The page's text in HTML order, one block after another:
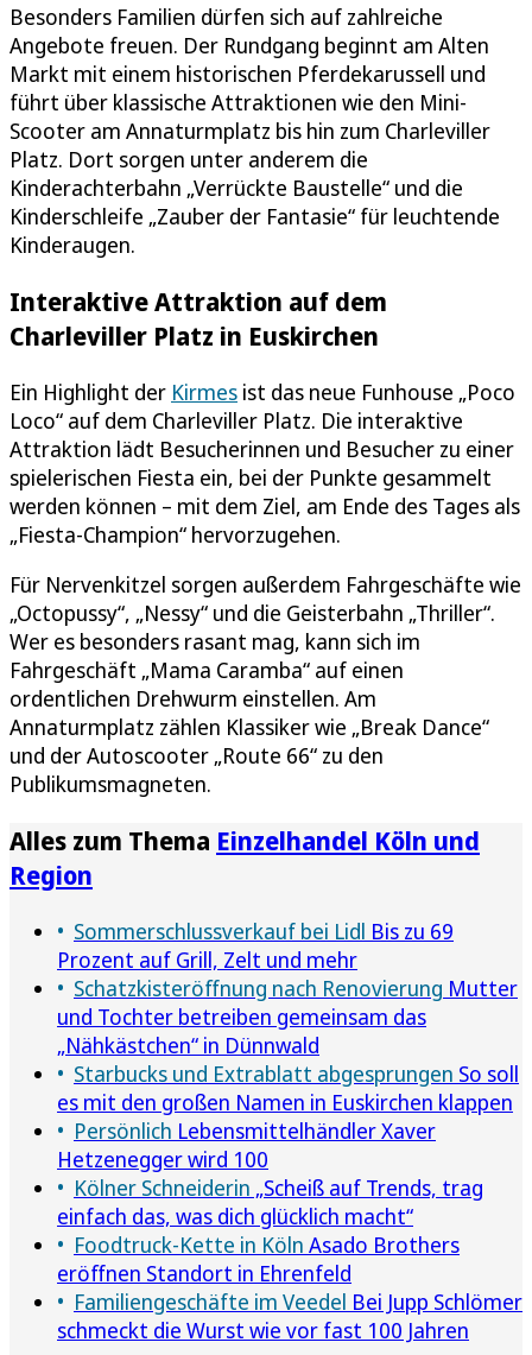
Besonders Familien dürfen sich auf zahlreiche
Angebote freuen. Der Rundgang beginnt am Alten
Markt mit einem historischen Pferdekarussell und
führt über klassische Attraktionen wie den Mini-
Scooter am Annaturmplatz bis hin zum Charleviller
Platz. Dort sorgen unter anderem die
Kinderachterbahn „Verrückte Baustelle“ und die
Kinderschleife „Zauber der Fantasie“ für leuchtende
Kinderaugen.
Interaktive Attraktion auf dem
Charleviller Platz in Euskirchen
Ein Highlight der Kirmes ist das neue Funhouse „Poco
Loco“ auf dem Charleviller Platz. Die interaktive
Attraktion lädt Besucherinnen und Besucher zu einer
spielerischen Fiesta ein, bei der Punkte gesammelt
werden können – mit dem Ziel, am Ende des Tages als
„Fiesta-Champion“ hervorzugehen.
Für Nervenkitzel sorgen außerdem Fahrgeschäfte wie
„Octopussy“, „Nessy“ und die Geisterbahn „Thriller“.
Wer es besonders rasant mag, kann sich im
Fahrgeschäft „Mama Caramba“ auf einen
ordentlichen Drehwurm einstellen. Am
Annaturmplatz zählen Klassiker wie „Break Dance“
und der Autoscooter „Route 66“ zu den
Publikumsmagneten.
Alles zum Thema Einzelhandel Köln und
Region
Sommerschlussverkauf bei Lidl Bis zu 69
Prozent auf Grill, Zelt und mehr
Schatzkisteröffnung nach Renovierung Mutter
und Tochter betreiben gemeinsam das
„Nähkästchen“ in Dünnwald
Starbucks und Extrablatt abgesprungen So soll
es mit den großen Namen in Euskirchen klappen
Persönlich Lebensmittelhändler Xaver
Hetzenegger wird 100
Kölner Schneiderin „Scheiß auf Trends, trag
einfach das, was dich glücklich macht“
Foodtruck-Kette in Köln Asado Brothers
eröffnen Standort in Ehrenfeld
Familiengeschäfte im Veedel Bei Jupp Schlömer
schmeckt die Wurst wie vor fast 100 Jahren